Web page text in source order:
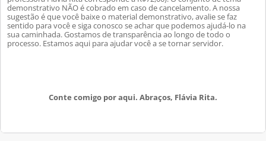
demonstrativo NÃO é cobrado em caso de cancelamento. A nossa
sugestão é que você baixe o material demonstrativo, avalie se faz
sentido para você e siga conosco se achar que podemos ajudá-lo na
sua caminhada. Gostamos de transparência ao longo de todo o
processo. Estamos aqui para ajudar você a se tornar servidor.
Conte comigo por aqui. Abraços, Flávia Rita.